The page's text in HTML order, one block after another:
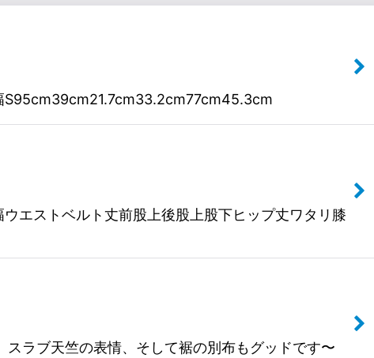
S95cm39cm21.7cm33.2cm77cm45.3cm
エストベルト丈前股上後股上股下ヒップ丈ワタリ膝
ラブ天竺の表情、そして裾の別布もグッドです〜